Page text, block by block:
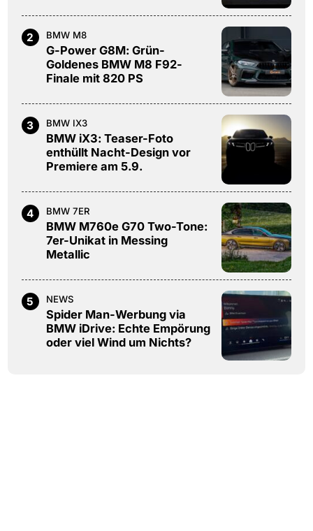
2 BMW M8
G-Power G8M: Grün-
Goldenes BMW M8 F92-
Finale mit 820 PS
3 BMW IX3
BMW iX3: Teaser-Foto
enthüllt Nacht-Design vor
Premiere am 5.9.
4 BMW 7ER
BMW M760e G70 Two-Tone:
7er-Unikat in Messing
Metallic
5 NEWS
Spider Man-Werbung via
BMW iDrive: Echte Empörung
oder viel Wind um Nichts?